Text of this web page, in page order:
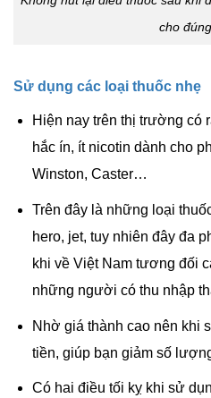
cho
Sử dụng các loại thuốc nhẹ
Hiện nay trên thị trường có
hắc ín, ít nicotin dành cho
Winston, Caster…
Trên đây là những loại
hero, jet, tuy nhiên đây đa
khi về Việt Nam tương đối
những người có thu nhập
Nhờ giá thành cao nên khi
tiền, giúp bạn giảm số
Có hai điều tối kỵ khi sử